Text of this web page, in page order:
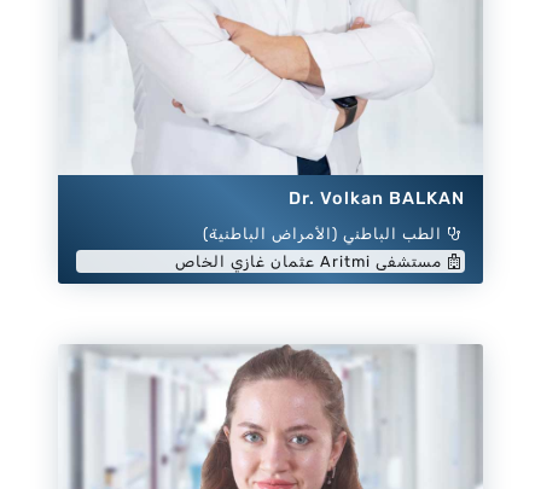
Dr. Volkan BALKAN
الطب الباطني (الأمراض الباطنية)
مستشفى Aritmi عثمان غازي الخاص